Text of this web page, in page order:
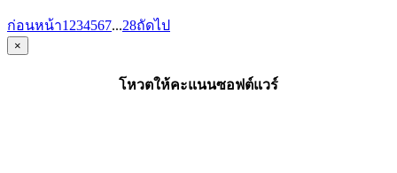
ก่อนหน้า1 234567...28ถัดไป
×
โหวตให้คะแนนซอฟต์แวร์